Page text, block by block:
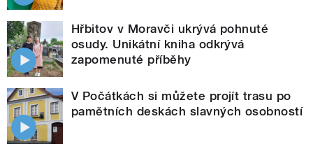
Hřbitov v Moravči ukrývá pohnuté
osudy. Unikátní kniha odkrývá
zapomenuté příběhy
V Počátkách si můžete projít trasu po
pamětních deskách slavných osobností